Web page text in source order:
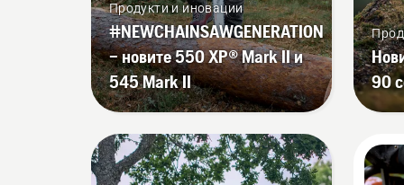
проверете нивото на
маслото. Стартирайте
верижния трион и се
уверете, че верижната
спирачка е изключена.
Запалете двигателя на
верижния трион на
няколко сантиметра от
Продукти и иновации
#NEWCHAINSAWGENERATION
– новите 550 XP® Mark II и
545 Mark II
90